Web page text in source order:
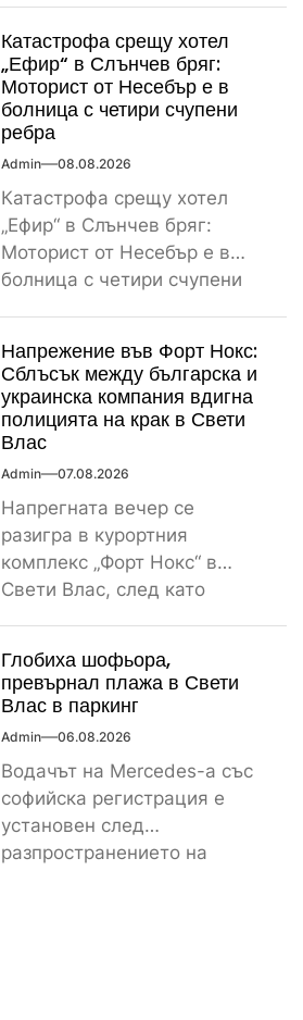
Катастрофа срещу хотел
„Ефир“ в Слънчев бряг:
Моторист от Несебър е в
болница с четири счупени
ребра
Admin 08.08.2026
Катастрофа срещу хотел
„Ефир“ в Слънчев бряг:
Моторист от Несебър е в
болница с четири счупени
Напрежение във Форт Нокс:
Сблъсък между българска и
украинска компания вдигна
полицията на крак в Свети
Влас
Admin 07.08.2026
Напрегната вечер се
разигра в курортния
комплекс „Форт Нокс“ в
Свети Влас, след като
Глобиха шофьора,
превърнал плажа в Свети
Влас в паркинг
Admin 06.08.2026
Водачът на Mercedes-а със
софийска регистрация е
установен след
разпространението на